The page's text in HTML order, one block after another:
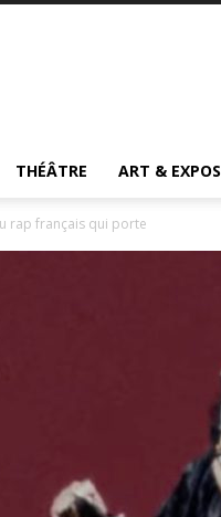
THÉÂTRE ART & EXPOS
rap français qui porte